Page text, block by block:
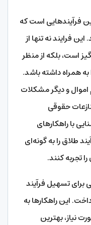
فرآیندهایی است که
فرایند نه تنها از
است، بلکه از منظر
به همراه داشته باشد.
و دیگر مشکلات
حقوقی
با راهکارهای
طلاق را به گونه‌ای
تجربه کنند.
برای تسهیل فرآیند
این راهکارها به
نیاز، بهترین